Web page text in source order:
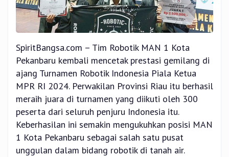
SpiritBangsa.com – Tim Robotik MAN 1 Kota
Pekanbaru kembali mencetak prestasi gemilang di
ajang Turnamen Robotik Indonesia Piala Ketua
MPR RI 2024. Perwakilan Provinsi Riau itu berhasil
meraih juara di turnamen yang diikuti oleh 300
peserta dari seluruh penjuru Indonesia itu.
Keberhasilan ini semakin mengukuhkan posisi MAN
1 Kota Pekanbaru sebagai salah satu pusat
unggulan dalam bidang robotik di tanah air.